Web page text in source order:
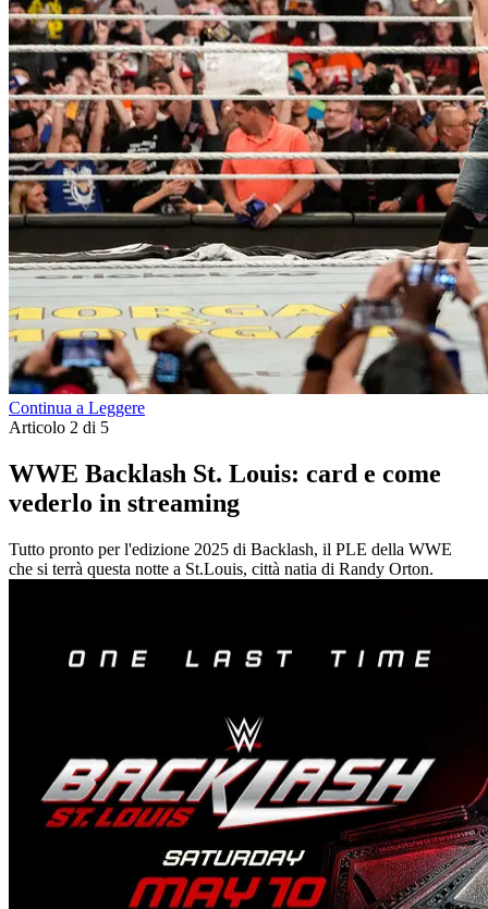
Continua a Leggere
Articolo 2 di 5
WWE Backlash St. Louis: card e come
vederlo in streaming
Tutto pronto per l'edizione 2025 di Backlash, il PLE della WWE
che si terrà questa notte a St.Louis, città natia di Randy Orton.